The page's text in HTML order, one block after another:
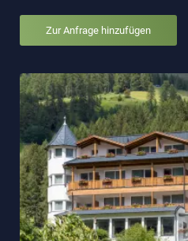
Zur Anfrage hinzufügen